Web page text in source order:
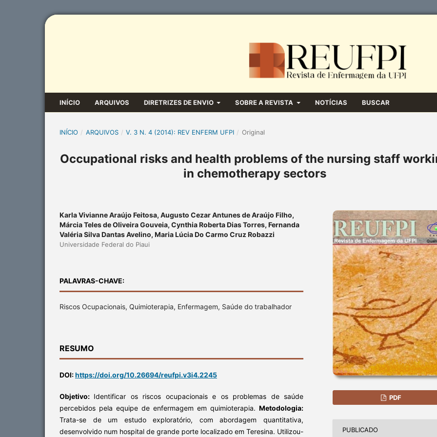
INÍCIO ARQUIVOS DIRETRIZES DE ENVIO SOBRE A REVISTA NOTÍCIAS BUSCAR
INÍCIO / ARQUIVOS / V. 3 N. 4 (2014): REV ENFERM UFPI / Original
Occupational risks and health problems of the nursing staff
in chemotherapy sectors
Karla Vivianne Araújo Feitosa, Augusto Cezar Antunes de Araújo Filho,
Márcia Teles de Oliveira Gouveia, Cynthia Roberta Dias Torres, Fernanda
Valéria Silva Dantas Avelino, Maria Lúcia Do Carmo Cruz Robazzi
Universidade Federal do Piaui
PALAVRAS-CHAVE:
Riscos Ocupacionais, Quimioterapia, Enfermagem, Saúde do trabalhador
RESUMO
DOI:https://doi.org/10.26694/reufpi.v3i4.2245
Objetivo: Identificar os riscos ocupacionais e os problemas de saúde
percebidos pela equipe de enfermagem em quimioterapia. Metodologia:
Trata-se de um estudo exploratório, com abordagem quantitativa,
desenvolvido num hospital de grande porte localizado em Teresina. Utilizou-
PDF
PUBLICADO